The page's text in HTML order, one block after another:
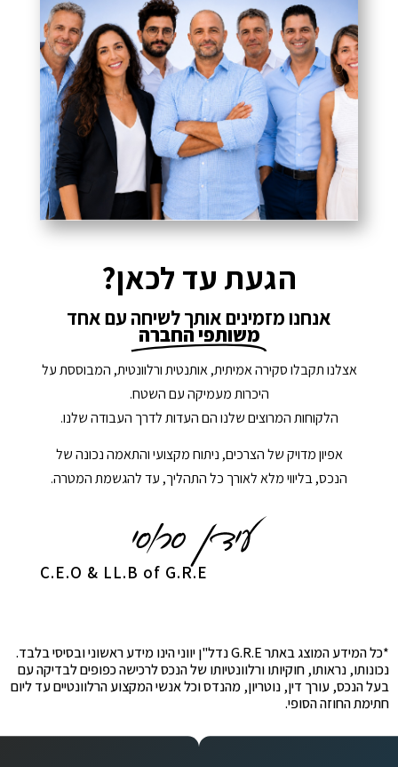
הגעת עד לכאן?
אנחנו מזמינים אותך לשיחה עם אחד
משותפי החברה
אצלנו תקבלו סקירה אמיתית, אותנטית ורלוונטית, המבוססת על
היכרות מעמיקה עם השטח.
הלקוחות המרוצים שלנו הם העדות לדרך העבודה שלנו.
אפיון מדויק של הצרכים, ניתוח מקצועי והתאמה נכונה של
הנכס, בליווי מלא לאורך כל התהליך, עד להגשמת המטרה.
C.E.O & LL.B of G.R.E
*כל המידע המוצג באתר G.R.E נדל"ן יווני הינו מידע ראשוני ובסיסי בלבד.
נכונותו, נראותו, חוקיותו ורלוונטיותו של הנכס לרכישה כפופים לבדיקה עם
בעל הנכס, עורך דין, נוטריון, מהנדס וכל אנשי המקצוע הרלוונטיים עד ליום
חתימת החוזה הסופי.